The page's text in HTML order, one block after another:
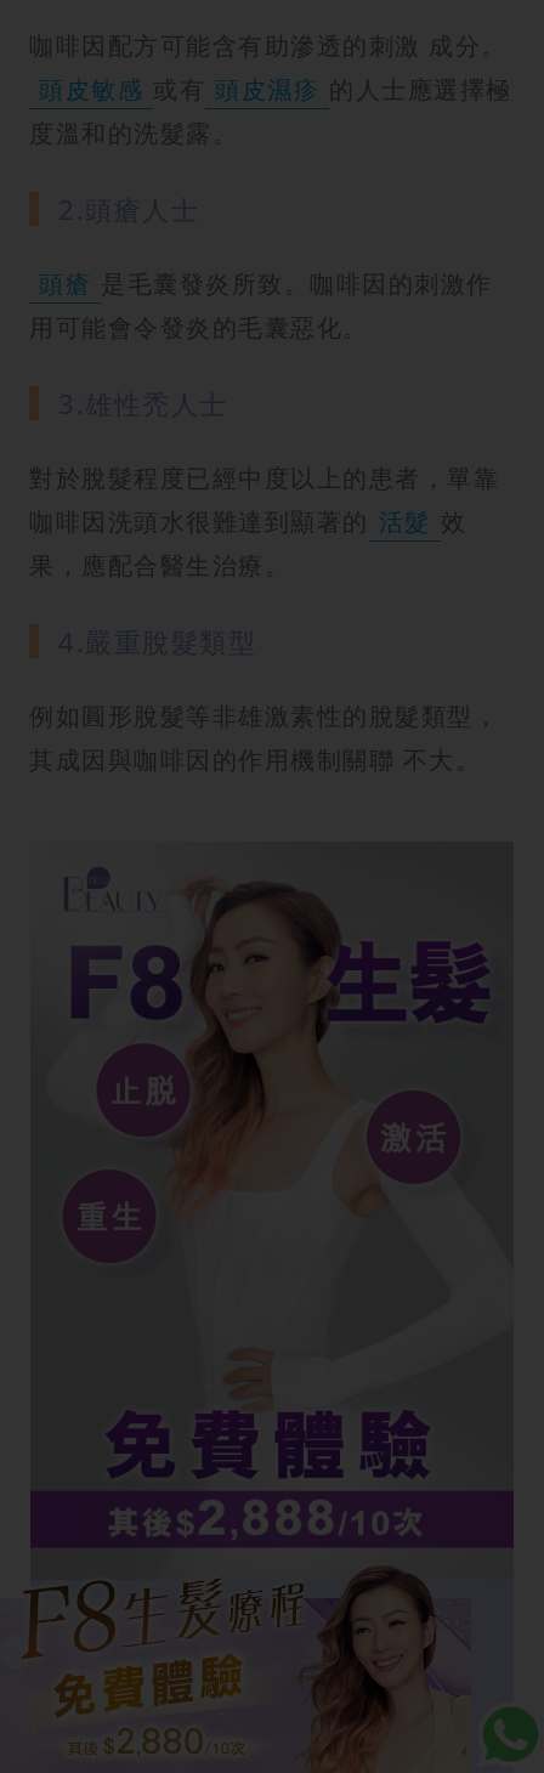
咖啡因配方可能含有助滲透的刺激 成分。
頭皮敏感 或有 頭皮濕疹 的人士應選擇極
度溫和的洗髮露。
頭瘡 是毛囊發炎所致。咖啡因的刺激作
用可能會令發炎的毛囊惡化。
對於脫髮程度已經中度以上的患者，單靠
咖啡因洗頭水很難達到顯著的 活髮 效
果，應配合醫生治療。
例如圓形脫髮等非雄激素性的脫髮類型，
其成因與咖啡因的作用機制關聯 不大。
立即體驗
F8 生髮療程